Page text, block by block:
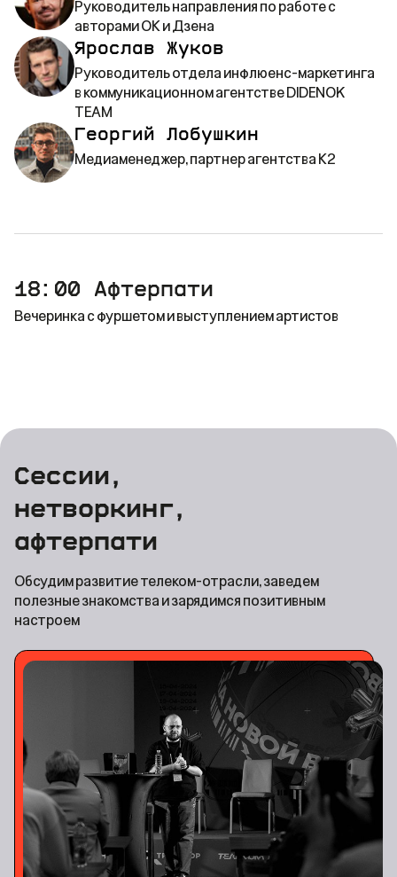
Руководитель направления по работе с
авторами ОК и Дзена
Ярослав Жуков
Руководитель отдела инфлюенс-маркетинга
в коммуникационном агентстве DIDENOK
TEAM
Георгий Лобушкин
Медиаменеджер, партнер агентства К2
18:00 Афтерпати
Вечеринка с фуршетом и выступлением артистов
Сессии,
нетворкинг,
афтерпати
Обсудим развитие телеком-отрасли,заведем
полезные знакомства и зарядимся позитивным
настроем